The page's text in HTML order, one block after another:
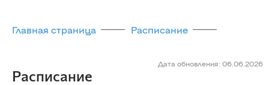
Главная страница Расписание
Дата обновления: 06.06.2026
Расписание